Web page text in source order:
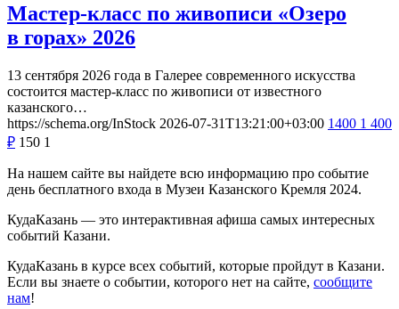
Мастер-класс по живописи «Озеро
в горах» 2026
13 сентября 2026 года в Галерее современного искусства
состоится мастер-класс по живописи от известного
казанского…
https://schema.org/InStock 2026-07-31T13:21:00+03:00 1400 1 400
₽ 150 1
На нашем сайте вы найдете всю информацию про событие
день бесплатного входа в Музеи Казанского Кремля 2024.
КудаКазань — это интерактивная афиша самых интересных
событий Казани.
КудаКазань в курсе всех событий, которые пройдут в Казани.
Если вы знаете о событии, которого нет на сайте, сообщите
нам!